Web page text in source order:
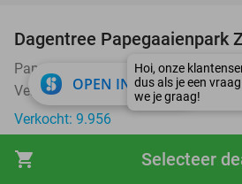
shopping_cart Selecteer
Dagentree Papegaaienpark
Papegaaienpark Zoo Veldhoven
Veldhoven
Verkocht: 9.956
OPEN IN APP close